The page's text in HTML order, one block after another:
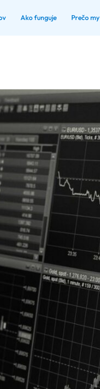
Ako funguje Prečo my